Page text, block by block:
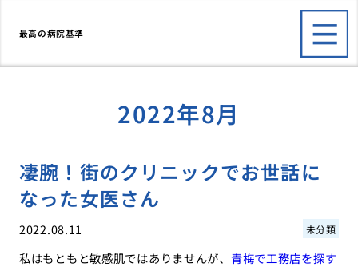
最高の病院基準
2022年8月
凄腕！街のクリニックでお世話に
なった女医さん
2022.08.11 未分類
私はもともと敏感肌ではありませんが、 青梅で工務店を探す